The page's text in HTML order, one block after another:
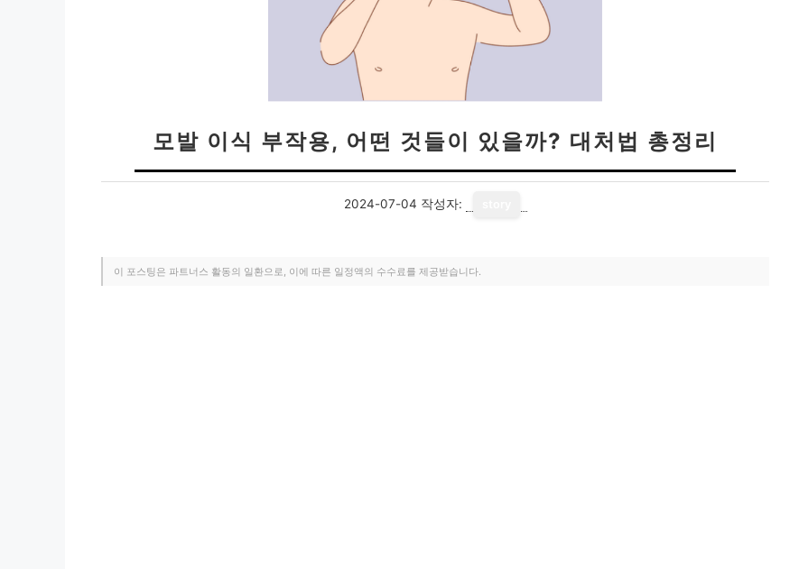
모발 이식 부작용, 어떤 것들이 있을까? 대처법 총정리
2024-07-04 작성자:
이 포스팅은 파트너스 활동의 일환으로, 이에 따른 일정액의 수수료를 제공받습니다.